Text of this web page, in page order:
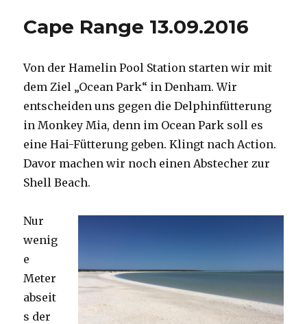
Cape Range 13.09.2016
Von der Hamelin Pool Station starten wir mit
dem Ziel „Ocean Park“ in Denham. Wir
entscheiden uns gegen die Delphinfütterung
in Monkey Mia, denn im Ocean Park soll es
eine Hai-Fütterung geben. Klingt nach Action.
Davor machen wir noch einen Abstecher zur
Shell Beach.
Nur
wenig
e
Meter
abseit
s der